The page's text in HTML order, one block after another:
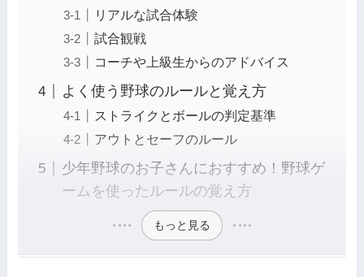
リアルな試合体験
試合観戦
コーチや上級生からのアドバイス
よく使う野球のルールと覚え方
ストライクとボールの判定基準
アウトとセーフのルール
少年野球のお子さんにおすすめ！野球ゲ
ームを使ったルールの覚え方
もっと見る